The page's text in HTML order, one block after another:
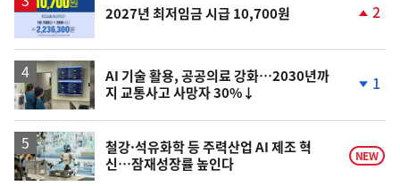
2027년 최저임금 시급 10,700원
상
2
AI 기술 활용, 공공의료 강화…2030년까
지 교통사고 사망자 30%↓
하
락
1
철강·석유화학 등 주력산업 AI 제조 혁
신…잠재성장률 높인다
NEW